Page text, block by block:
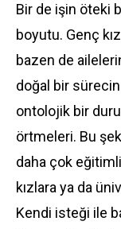
Bir de işin öteki
boyutu. Genç
bazen de
doğal bir
ontolojik bir
örtmeleri. Bu
daha çok
kızlara ya da
Kendi isteği ile